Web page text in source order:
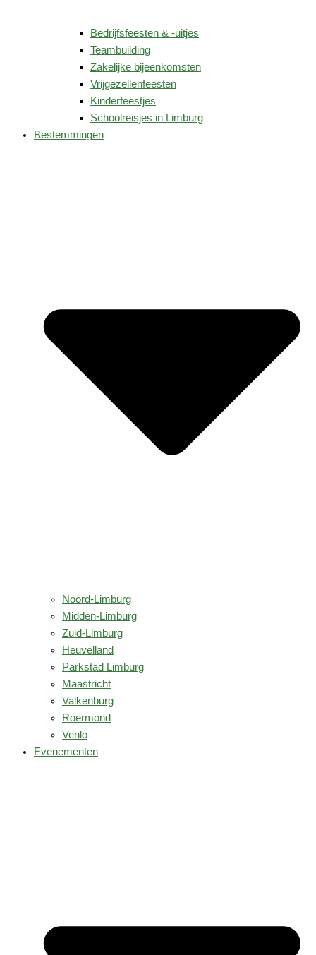
Bedrijfsfeesten & -uitjes
Teambuilding
Zakelijke bijeenkomsten
Vrijgezellenfeesten
Kinderfeestjes
Schoolreisjes in Limburg
Bestemmingen
Noord-Limburg
Midden-Limburg
Zuid-Limburg
Heuvelland
Parkstad Limburg
Maastricht
Valkenburg
Roermond
Venlo
Evenementen